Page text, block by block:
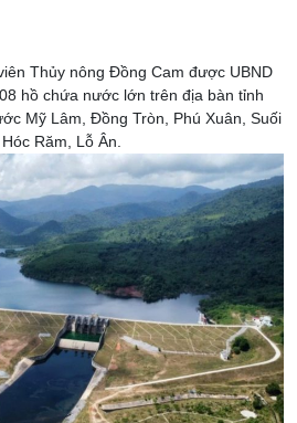
Thủy nông Đồng Cam được UBND
hồ chứa nước lớn trên địa bàn tỉnh
Mỹ Lâm, Đồng Tròn, Phú Xuân, Suối
Răm, Lỗ Ân.